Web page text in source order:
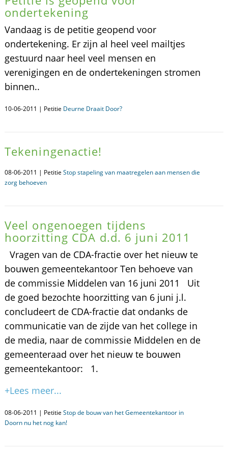
ondertekening
Vandaag is de petitie geopend voor
ondertekening. Er zijn al heel veel mailtjes
gestuurd naar heel veel mensen en
verenigingen en de ondertekeningen stromen
binnen..
10-06-2011 | Petitie Deurne Draait Door?
Tekeningenactie!
08-06-2011 | Petitie Stop stapeling van maatregelen aan mensen die
zorg behoeven
Veel ongenoegen tijdens
hoorzitting CDA d.d. 6 juni 2011
Vragen van de CDA-fractie over het nieuw te
bouwen gemeentekantoor Ten behoeve van
de commissie Middelen van 16 juni 2011 Uit
de goed bezochte hoorzitting van 6 juni j.l.
concludeert de CDA-fractie dat ondanks de
communicatie van de zijde van het college in
de media, naar de commissie Middelen en de
gemeenteraad over het nieuw te bouwen
gemeentekantoor: 1.
+Lees meer...
08-06-2011 | Petitie Stop de bouw van het Gemeentekantoor in
Doorn nu het nog kan!